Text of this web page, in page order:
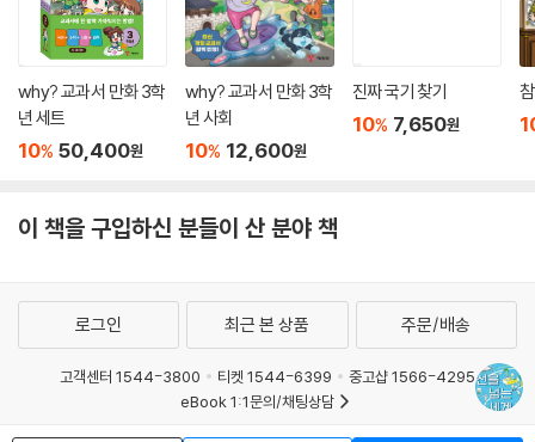
why? 교과서 만화 3학
년 세트
10% 50,400원
why? 교과서 만화 3학
년 사회
10% 12,600원
진짜 국기 찾기
10% 7,650원
이 책을 구입하신 분들이 산 분야 책
로그인 최근 본 상품 주문/배송
고객센터 1544-3800 티켓 1544-6399
중고샵 1566-4295
eBook 1:1문의/채팅상담
예스이십사(주) 사업자 정보